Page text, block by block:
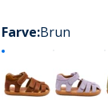
Farve:Brun